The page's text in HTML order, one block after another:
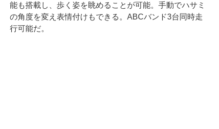
能も搭載し、歩く姿を眺めることが可能。手動でハサミ
の角度を変え表情付けもできる。ABCバンド3台同時走
行可能だ。